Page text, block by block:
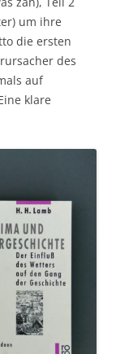
um ihre
die ersten
des
auf
klare